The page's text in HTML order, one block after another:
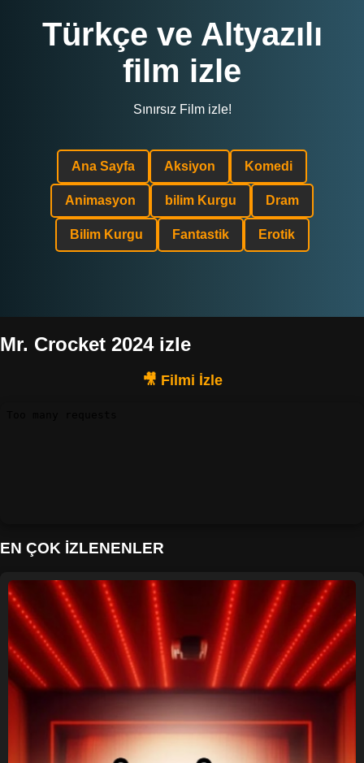
Türkçe ve Altyazılı
film izle
Sınırsız Film izle!
Ana Sayfa Aksiyon Komedi
Animasyon bilim Kurgu Dram
Bilim Kurgu Fantastik Erotik
Mr. Crocket 2024 izle
EN ÇOK İZLENENLER